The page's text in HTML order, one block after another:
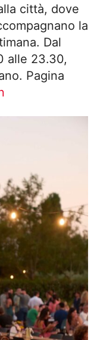
città, dove
la
Dal
alle 23.30,
Pagina